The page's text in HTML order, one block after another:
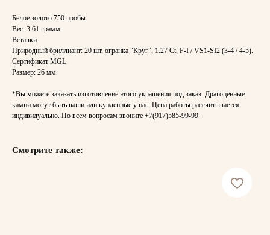
Белое золото 750 пробы
Вес: 3.61 грамм
Вставки:
Природный бриллиант: 20 шт, огранка "Круг", 1.27 Ct, F-I / VS1-SI2 (3-4 / 4-5).
Сертификат MGL.
Размер: 26 мм.
*Вы можете заказать изготовление этого украшения под заказ. Драгоценные
камни могут быть ваши или купленные у нас. Цена работы рассчитывается
индивидуально. По всем вопросам звоните +7(917)585-99-99.
Смотрите также: